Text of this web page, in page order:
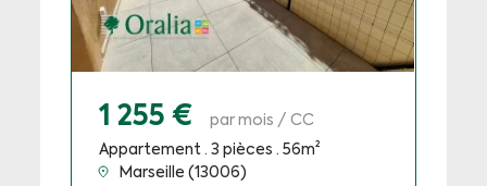
1 255 €
par mois / CC
Appartement · 3 pièces · 56m²
Marseille (13006)